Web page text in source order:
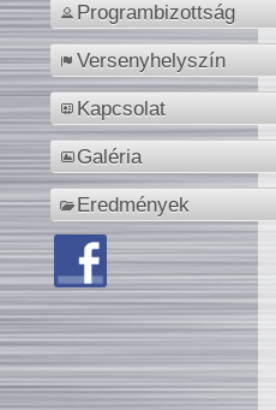
Programbizottság
Versenyhelyszín
Kapcsolat
Galéria
Eredmények